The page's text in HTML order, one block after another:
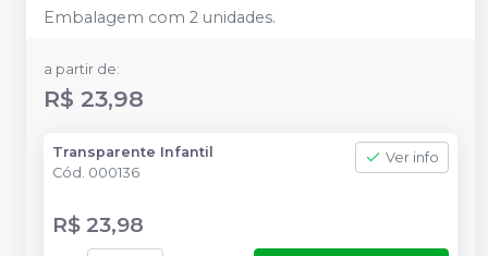
Embalagem com 2 unidades.
a partir de:
R$ 23,98
Transparente Infantil
Cód. 000136
Ver info
R$ 23,98